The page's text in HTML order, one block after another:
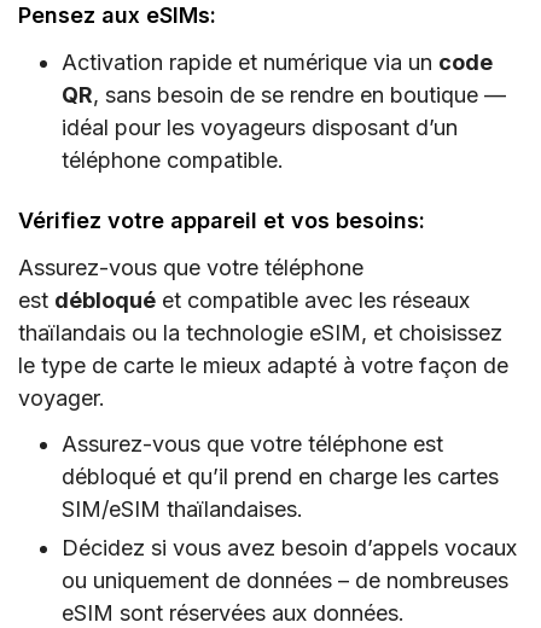
Pensez aux eSIMs:
Activation rapide et numérique via un code
QR, sans besoin de se rendre en boutique —
idéal pour les voyageurs disposant d’un
téléphone compatible.
Vérifiez votre appareil et vos besoins:
Assurez-vous que votre téléphone
est débloqué et compatible avec les réseaux
thaïlandais ou la technologie eSIM, et choisissez
le type de carte le mieux adapté à votre façon de
voyager.
Assurez-vous que votre téléphone est
débloqué et qu’il prend en charge les cartes
SIM/eSIM thaïlandaises.
Décidez si vous avez besoin d’appels vocaux
ou uniquement de données – de nombreuses
eSIM sont réservées aux données.